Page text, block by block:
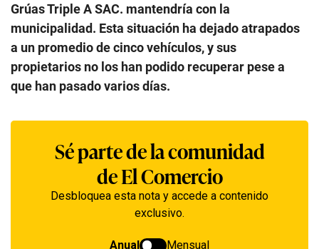
Grúas Triple A SAC. mantendría con la
municipalidad. Esta situación ha dejado atrapados
a un promedio de cinco vehículos, y sus
propietarios no los han podido recuperar pese a
que han pasado varios días.